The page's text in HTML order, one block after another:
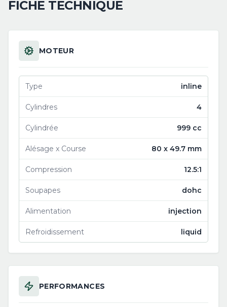
FICHE TECHNIQUE
MOTEUR
Type inline
Cylindres 4
Cylindrée 999 cc
Alésage x Course 80 x 49.7 mm
Compression 12.5:1
Soupapes dohc
Alimentation injection
Refroidissement liquid
PERFORMANCES